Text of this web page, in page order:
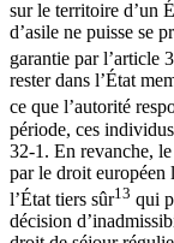
sur le territoire d’un
d’asile ne puisse se
garantie par l’article
rester dans l’État
ce que l’autorité
période, ces
32-1. En revanche,
par le droit européen
l’État tiers sûr13 qui
décision